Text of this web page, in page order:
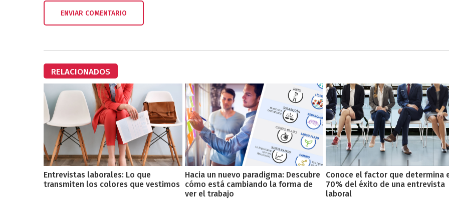
RELACIONADOS
Entrevistas laborales: Lo que
transmiten los colores que vestimos
Hacia un nuevo paradigma: Descubre
cómo está cambiando la forma de
ver el trabajo
Conoce el factor que determina
70% del éxito de una entrevista
laboral